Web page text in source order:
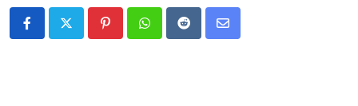
PinterestWhatsappRedditShare